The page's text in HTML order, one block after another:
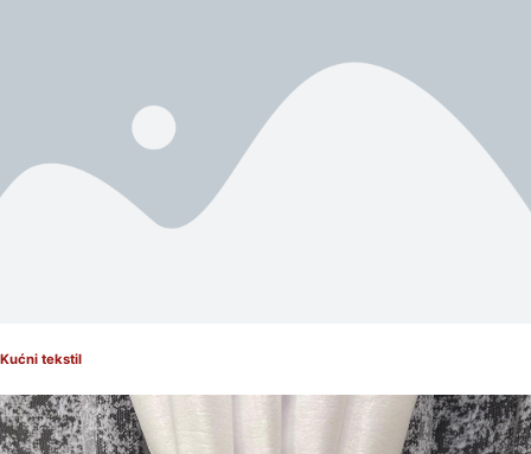
Kućni tekstil